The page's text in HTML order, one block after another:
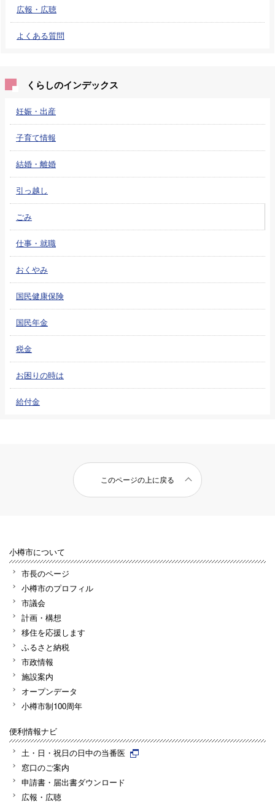
広報・広聴
よくある質問
くらしのインデックス
妊娠・出産
子育て情報
結婚・離婚
引っ越し
ごみ
仕事・就職
おくやみ
国民健康保険
国民年金
税金
お困りの時は
給付金
このページの上に戻る
小樽市について
市長のページ
小樽市のプロフィル
市議会
計画・構想
移住を応援します
ふるさと納税
市政情報
施設案内
オープンデータ
小樽市制100周年
便利情報ナビ
土・日・祝日の日中の当番医
窓口のご案内
申請書・届出書ダウンロード
広報・広聴